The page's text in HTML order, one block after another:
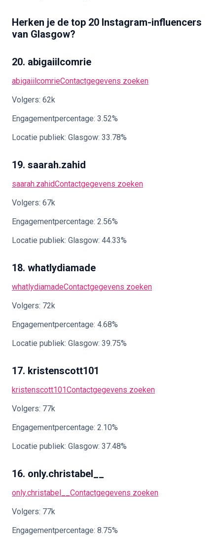
Herken je de top 20 Instagram-influencers
van Glasgow?
20. abigaiilcomrie
abigaiilcomrieContactgegevens zoeken
Volgers: 62k
Engagementpercentage: 3.52%
Locatie publiek: Glasgow: 33.78%
19. saarah.zahid
saarah.zahidContactgegevens zoeken
Volgers: 67k
Engagementpercentage: 2.56%
Locatie publiek: Glasgow: 44.33%
18. whatlydiamade
whatlydiamadeContactgegevens zoeken
Volgers: 72k
Engagementpercentage: 4.68%
Locatie publiek: Glasgow: 39.75%
17. kristenscott101
kristenscott101Contactgegevens zoeken
Volgers: 77k
Engagementpercentage: 2.10%
Locatie publiek: Glasgow: 37.48%
16. only.christabel__
only.christabel__ Contactgegevens zoeken
Volgers: 77k
Engagementpercentage: 8.75%